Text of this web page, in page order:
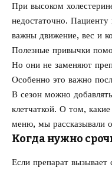
При высоком
недостаточно.
важны движение, вес и
Полезные привычки
Но они не заменяют
Особенно это важно
В сезон можно
клетчаткой. О том,
меню, мы рассказывали
Когда нужно
Если препарат